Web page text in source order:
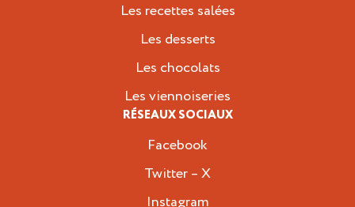
Les recettes salées
Les desserts
Les chocolats
Les viennoiseries
RÉSEAUX SOCIAUX
Facebook
Twitter – X
Instagram